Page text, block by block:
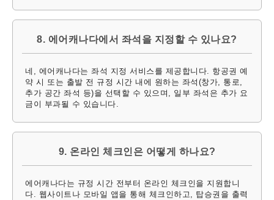
8. 에어캐나다에서 좌석을 지정할 수 있나요?
네, 에어캐나다는 좌석 지정 서비스를 제공합니다. 항공권 예
약 시 또는 출발 전 규정 시간 내에 원하는 좌석(창가, 통로,
추가 공간 좌석 등)을 선택할 수 있으며, 일부 좌석은 추가 요
금이 부과될 수 있습니다.
9. 온라인 체크인은 어떻게 하나요?
에어캐나다는 규정 시간 전부터 온라인 체크인을 지원합니
다. 웹사이트나 모바일 앱을 통해 체크인하고, 탑승권을 출력